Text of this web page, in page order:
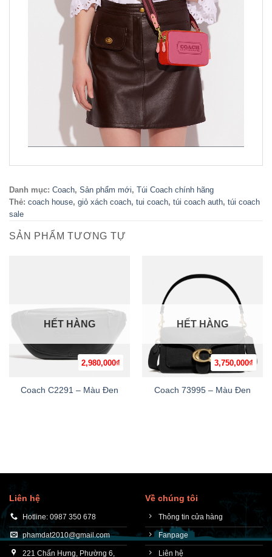
Danh mục: Coach, Sản phẩm mới, Túi Coach chính hãng
Thẻ: coach house, giỏ xách coach, tui coach, túi coach auth, túi coach
sale
SẢN PHẨM TƯƠNG TỰ
2,980,000₫
HẾT HÀNG
Coach C2291 – Màu Đen
3,750,000₫
HẾT HÀNG
Coach 73995 – Màu Đen
Liên hệ
Hotline: 0987 350 678
phamdat2010@gmail.com
221 Chấn Hưng, Phường 6,
Về chúng tôi
Thông tin cửa hàng
Fanpage
Liên hệ